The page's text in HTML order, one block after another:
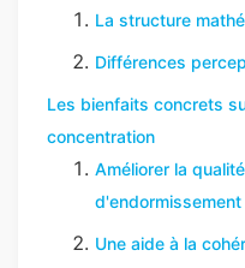
La structure
Différences
Les bienfaits concrets
concentration
Améliorer la
d'endormissement
Une aide à la